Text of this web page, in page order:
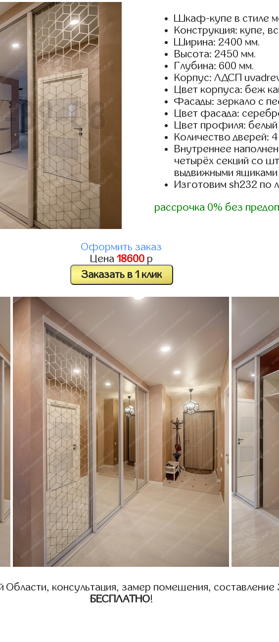
Шкаф-купе в стиле
Конструкция: купе,
Ширина: 2400 мм.
Высота: 2450 мм.
Глубина: 600 мм.
Корпус: ЛДСП
Цвет корпуса: беж
Фасады: зеркало с
Цвет фасада:
Цвет профиля: белый
Количество дверей:
Внутреннее
четырёх секций со
выдвижными ящиками
Изготовим sh232 по
рассрочка 0% без
Оформить заказ
Цена18600 р
Заказать в 1 клик
консультация, замер помещения, составление
БЕСПЛАТНО!